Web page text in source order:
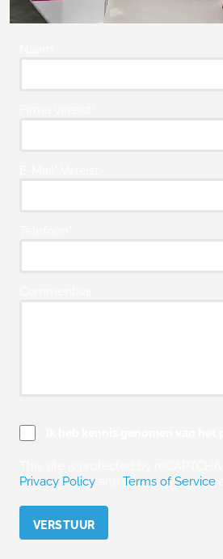
Privacy Policy
Terms of Service
Please leave this field empty.